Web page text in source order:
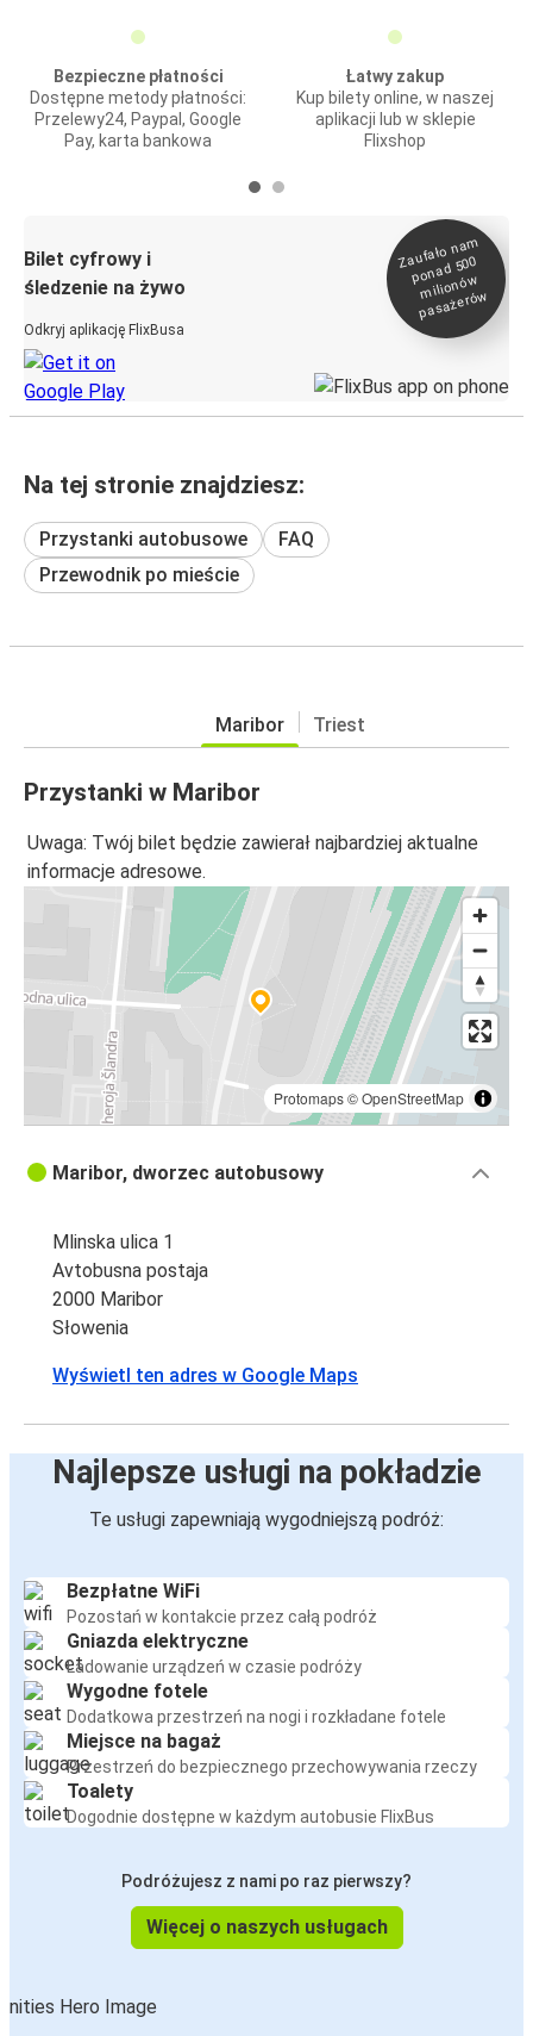
Bezpieczne płatności
Dostępne metody płatności:
Przelewy24, Paypal, Google
Pay, karta bankowa
Łatwy zakup
Kup bilety online, w naszej
aplikacji lub w sklepie
Flixshop
Bilet cyfrowy i
śledzenie na żywo
Odkryj aplikację FlixBusa
Zaufało na
m
ponad 500
milionó
w
pasażeró
w
Na tej stronie znajdziesz:
Przystanki autobusowe
FAQ
Przewodnik po mieście
Maribor Triest
Przystanki w Maribor
Uwaga: Twój bilet będzie zawierał najbardziej aktualne
informacje adresowe.
Protomaps©OpenStreetMap
Maribor, dworzec autobusowy
Mlinska ulica 1
Avtobusna postaja
2000 Maribor
Słowenia
Wyświetl ten adres w Google Maps
Najlepsze usługi na pokładzie
Te usługi zapewniają wygodniejszą podróż:
Bezpłatne WiFi
Pozostań w kontakcie przez całą podróż
Gniazda elektryczne
Ładowanie urządzeń w czasie podróży
Wygodne fotele
Dodatkowa przestrzeń na nogi i rozkładane fotele
Miejsce na bagaż
Przestrzeń do bezpiecznego przechowywania rzeczy
Toalety
Dogodnie dostępne w każdym autobusie FlixBus
Podróżujesz z nami po raz pierwszy?
Więcej o naszych usługach